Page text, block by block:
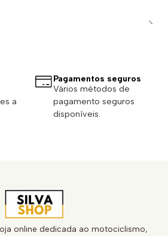
a
Pagamentos seguros
Vários métodos de
pagamento seguros
disponíveis.
online dedicada ao motociclismo,